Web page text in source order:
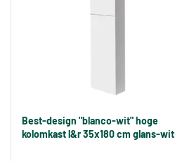
Best-design "blanco-wit" hoge
kolomkast l&r 35x180 cm glans-wit